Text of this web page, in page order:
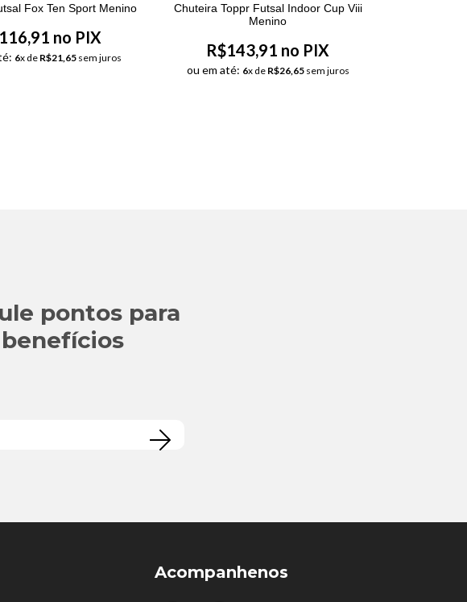
Fox Ten Sport Menino
no PIX
6x de R$21,65sem juros
Chuteira Toppr Futsal Indoor Cup Viii
Menino
R$143,91 no PIX
ou em até: 6x de R$26,65sem juros
pontos para
Acompanhenos